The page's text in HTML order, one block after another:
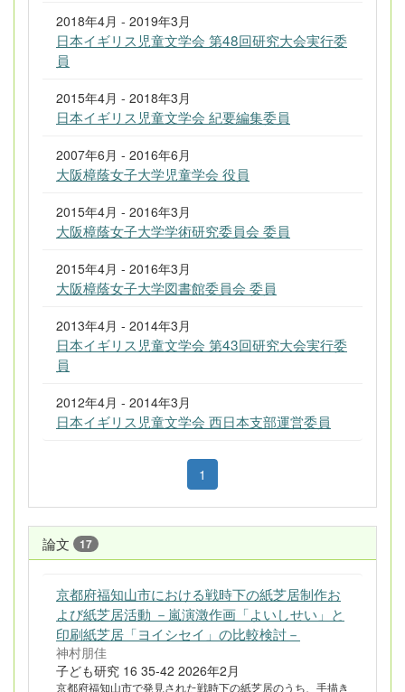
2018年4月 - 2019年3月
日本イギリス児童文学会 第48回研究大会実行委
員
2015年4月 - 2018年3月
日本イギリス児童文学会 紀要編集委員
2007年6月 - 2016年6月
大阪樟蔭女子大学児童学会 役員
2015年4月 - 2016年3月
大阪樟蔭女子大学学術研究委員会 委員
2015年4月 - 2016年3月
大阪樟蔭女子大学図書館委員会 委員
2013年4月 - 2014年3月
日本イギリス児童文学会 第43回研究大会実行委
員
2012年4月 - 2014年3月
日本イギリス児童文学会 西日本支部運営委員
1
論文 17
京都府福知山市における戦時下の紙芝居制作お
よび紙芝居活動 －嵐演澂作画「よいしせい」と
印刷紙芝居「ヨイシセイ」の比較検討－
神村朋佳
子ども研究 16 35-42 2026年2月
京都府福知山市で発見された戦時下の紙芝居のうち、手描き